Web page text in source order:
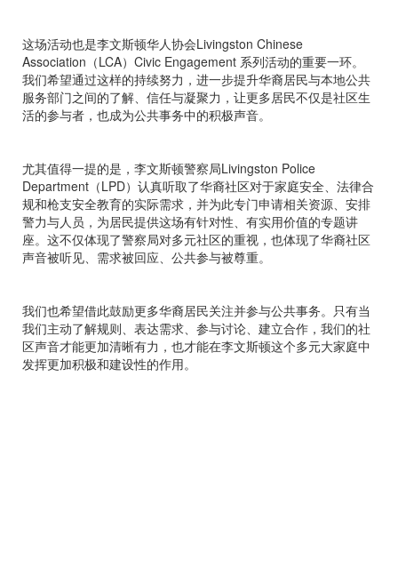
这场活动也是李文斯顿华人协会Livingston Chinese
Association（LCA）Civic Engagement 系列活动的重要一环。
我们希望通过这样的持续努力，进一步提升华裔居民与本地公共
服务部门之间的了解、信任与凝聚力，让更多居民不仅是社区生
活的参与者，也成为公共事务中的积极声音。
尤其值得一提的是，李文斯顿警察局Livingston Police
Department（LPD）认真听取了华裔社区对于家庭安全、法律合
规和枪支安全教育的实际需求，并为此专门申请相关资源、安排
警力与人员，为居民提供这场有针对性、有实用价值的专题讲
座。这不仅体现了警察局对多元社区的重视，也体现了华裔社区
声音被听见、需求被回应、公共参与被尊重。
我们也希望借此鼓励更多华裔居民关注并参与公共事务。只有当
我们主动了解规则、表达需求、参与讨论、建立合作，我们的社
区声音才能更加清晰有力，也才能在李文斯顿这个多元大家庭中
发挥更加积极和建设性的作用。